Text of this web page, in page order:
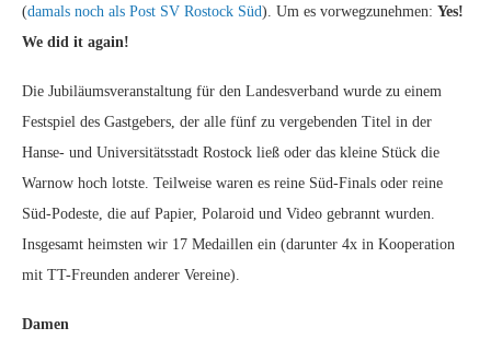
(damals noch als Post SV Rostock Süd). Um es vorwegzunehmen: Yes!
We did it again!
Die Jubiläumsveranstaltung für den Landesverband wurde zu einem
Festspiel des Gastgebers, der alle fünf zu vergebenden Titel in der
Hanse- und Universitätsstadt Rostock ließ oder das kleine Stück die
Warnow hoch lotste. Teilweise waren es reine Süd-Finals oder reine
Süd-Podeste, die auf Papier, Polaroid und Video gebrannt wurden.
Insgesamt heimsten wir 17 Medaillen ein (darunter 4x in Kooperation
mit TT-Freunden anderer Vereine).
Damen